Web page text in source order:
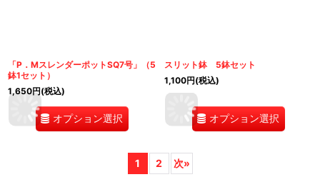
「P．MスレンダーポットSQ7号」（5
鉢1セット）
1,650円(税込)
オプション選択
スリット鉢 5鉢セット
1,100円(税込)
オプション選択
1 2 次»